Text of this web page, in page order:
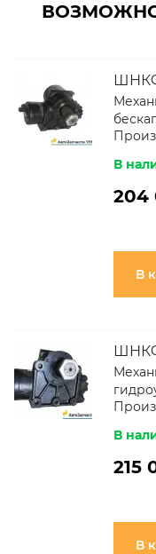
ШНКФ
В
204
В
ШНКФ
В
215
В